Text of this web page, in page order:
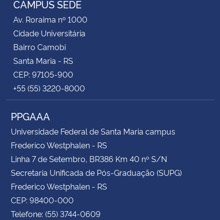
Secretaria-Geral
Secretaria de Governo
Gabinete de Segurança Institucional
Advocacia-Geral da União
CAMPUS SEDE
Av. Roraima nº 1000
Cidade Universitária
Bairro Camobi
Santa Maria - RS
CEP: 97105-900
+55 (55) 3220-8000
PPGAAA
Universidade Federal de Santa Maria campus
Frederico Westphalen - RS
Linha 7 de Setembro, BR386 Km 40 nº S/N
Secretaria Unificada de Pós-Graduação (SUPG)
Frederico Westphalen - RS
CEP: 98400-000
Telefone: (55) 3744-0609